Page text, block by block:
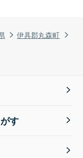
伊具郡丸森町
す